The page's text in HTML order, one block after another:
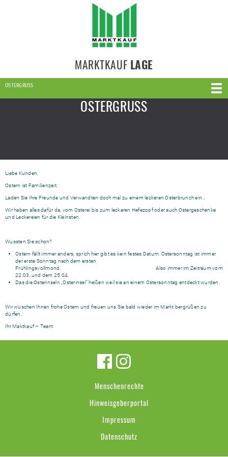
MARKTKAUF LAGE
OSTERGRUSS
OSTERGRUSS
Liebe Kunden,
Ostern ist Familienzeit.
Laden Sie Ihre Freunde und Verwandten doch mal zu einem leckeren Osterbrunch ein…
Wir haben alles dafür da, vom Osterei bis zum leckeren Hefezopf oder auch Ostergeschenke
und Leckereien für die Kleinsten.
Wussten Sie schon?
Ostern fällt immer anders, sprich hier gibt es kein festes Datum. Ostersonntag ist immer
der erste Sonntag nach dem ersten
Frühlingsvollmond. Also immer im Zeitraum vom
22.03. und dem 25.04.
Das die Osterinseln „Osterinsel“ heißen weil sie an einem Ostersonntag entdeckt wurden.
Wir wüschen Ihnen frohe Ostern und freuen uns Sie bald wieder im Markt bergrüßen zu
dürfen.
Ihr Maktkauf – Team
Menschenrechte
Hinweisgeberportal
Impressum
Datenschutz